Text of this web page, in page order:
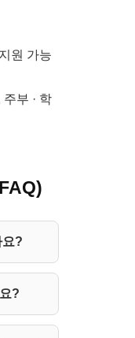
원 가능
부 · 학
요?
?